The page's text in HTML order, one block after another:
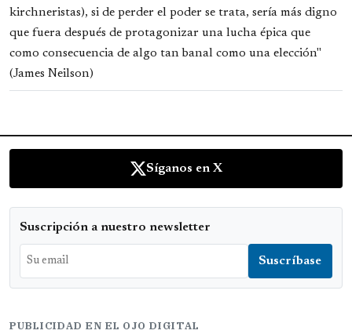
kirchneristas), si de perder el poder se trata, sería más digno
que fuera después de protagonizar una lucha épica que
como consecuencia de algo tan banal como una elección"
(James Neilson)
Síganos en X
Suscripción a nuestro newsletter
PUBLICIDAD EN EL OJO DIGITAL